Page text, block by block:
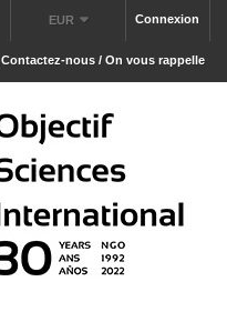
Connexion
EUR
Contactez-nous / On vous rappelle